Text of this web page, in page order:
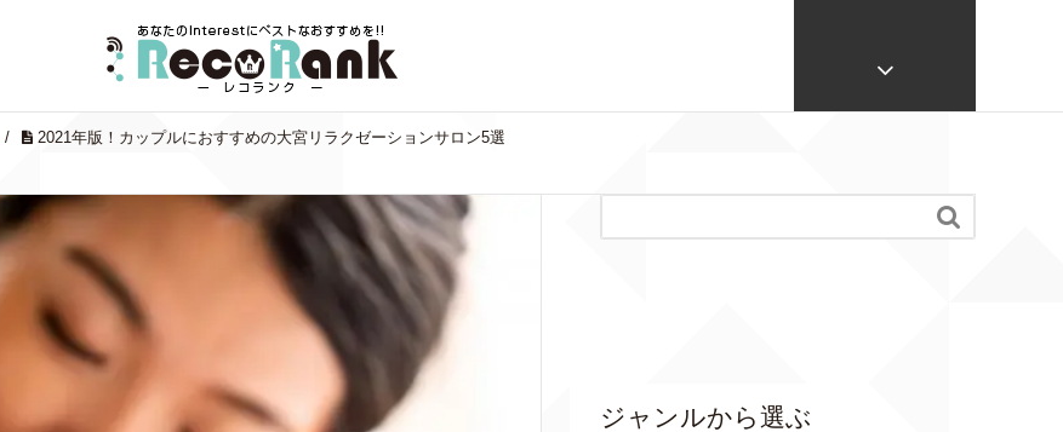
/ 2021年版！カップルにおすすめの大宮リラクゼーションサロン5選

ジャンルから選ぶ